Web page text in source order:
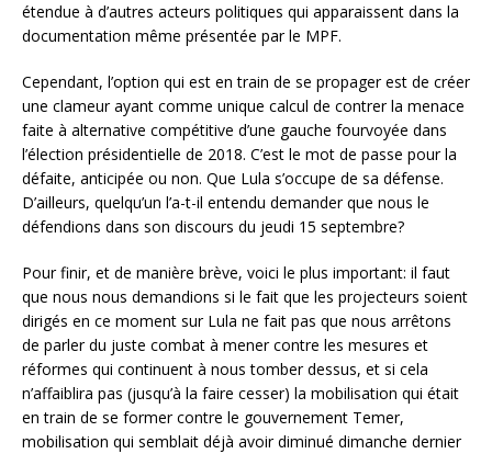
étendue à d’autres acteurs politiques qui apparaissent dans la
documentation même présentée par le MPF.
Cependant, l’option qui est en train de se propager est de créer
une clameur ayant comme unique calcul de contrer la menace
faite à alternative compétitive d’une gauche fourvoyée dans
l’élection présidentielle de 2018. C’est le mot de passe pour la
défaite, anticipée ou non. Que Lula s’occupe de sa défense.
D’ailleurs, quelqu’un l’a-t-il entendu demander que nous le
défendions dans son discours du jeudi 15 septembre?
Pour finir, et de manière brève, voici le plus important: il faut
que nous nous demandions si le fait que les projecteurs soient
dirigés en ce moment sur Lula ne fait pas que nous arrêtons
de parler du juste combat à mener contre les mesures et
réformes qui continuent à nous tomber dessus, et si cela
n’affaiblira pas (jusqu’à la faire cesser) la mobilisation qui était
en train de se former contre le gouvernement Temer,
mobilisation qui semblait déjà avoir diminué dimanche dernier